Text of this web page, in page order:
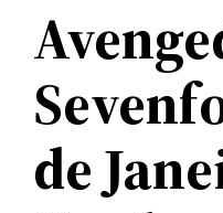
de